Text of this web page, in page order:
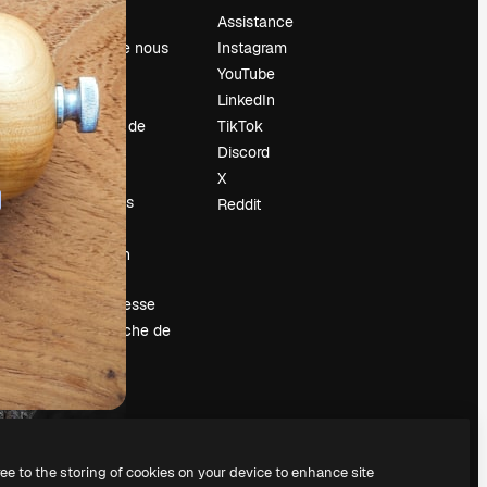
Prix
À propos de nous
Avis
Carrières
Tendances de
recherche
Blog
Événements
Slidesgo
Vendre mon
contenu
Salle de presse
À la recherche de
magnific.ai
Assistance
Instagram
YouTube
LinkedIn
TikTok
Discord
X
Reddit
to the storing of cookies on your device to enhance site